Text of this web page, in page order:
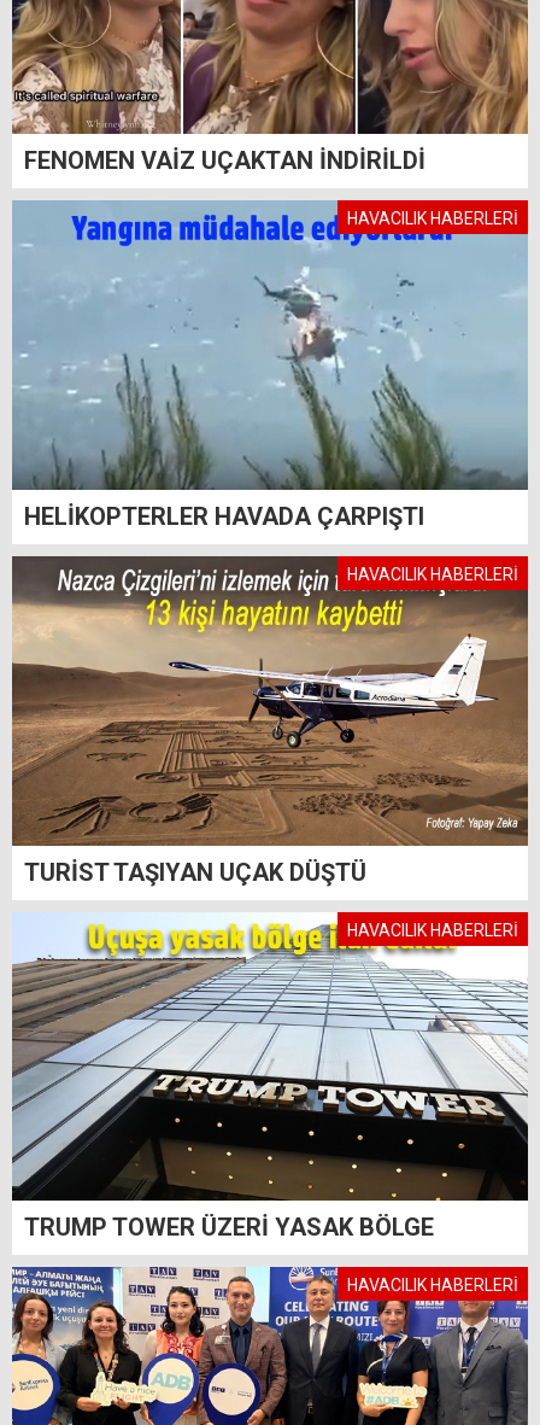
FENOMEN VAİZ UÇAKTAN İNDİRİLDİ
HAVACILIK HABERLERİ
HELİKOPTERLER HAVADA ÇARPIŞTI
HAVACILIK HABERLERİ
TURİST TAŞIYAN UÇAK DÜŞTÜ
HAVACILIK HABERLERİ
TRUMP TOWER ÜZERİ YASAK BÖLGE
HAVACILIK HABERLERİ